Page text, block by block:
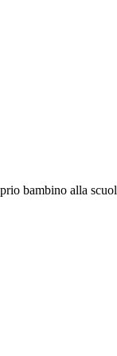
bambino alla